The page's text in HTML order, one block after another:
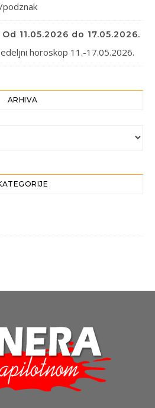
podznak
11.05.2026 do 17.05.2026.
horoskop 11.-17.05.2026.
ARHIVA